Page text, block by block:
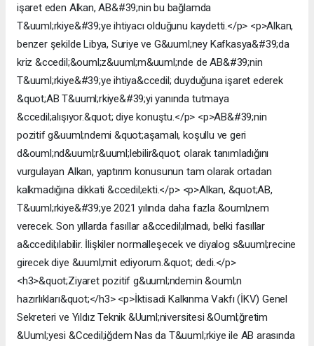
işaret eden Alkan, AB&#39;nin bu bağlamda
T&uuml;rkiye&#39;ye ihtiyacı olduğunu kaydetti.</p> <p>Alkan,
benzer şekilde Libya, Suriye ve G&uuml;ney Kafkasya&#39;da
kriz &ccedil;&ouml;z&uuml;m&uuml;nde de AB&#39;nin
T&uuml;rkiye&#39;ye ihtiya&ccedil; duyduğuna işaret ederek
&quot;AB T&uuml;rkiye&#39;yi yanında tutmaya
&ccedil;alışıyor.&quot; diye konuştu.</p> <p>AB&#39;nin
pozitif g&uuml;ndemi &quot;aşamalı, koşullu ve geri
d&ouml;nd&uuml;r&uuml;lebilir&quot; olarak tanımladığını
vurgulayan Alkan, yaptırım konusunun tam olarak ortadan
kalkmadığına dikkati &ccedil;ekti.</p> <p>Alkan, &quot;AB,
T&uuml;rkiye&#39;ye 2021 yılında daha fazla &ouml;nem
verecek. Son yıllarda fasıllar a&ccedil;ılmadı, belki fasıllar
a&ccedil;ılabilir. İlişkiler normalleşecek ve diyalog s&uuml;recine
girecek diye &uuml;mit ediyorum.&quot; dedi.</p>
<h3>&quot;Ziyaret pozitif g&uuml;ndemin &ouml;n
hazırlıkları&quot;</h3> <p>İktisadi Kalkınma Vakfı (İKV) Genel
Sekreteri ve Yıldız Teknik &Uuml;niversitesi &Ouml;ğretim
&Uuml;yesi &Ccedil;iğdem Nas da T&uuml;rkiye ile AB arasında